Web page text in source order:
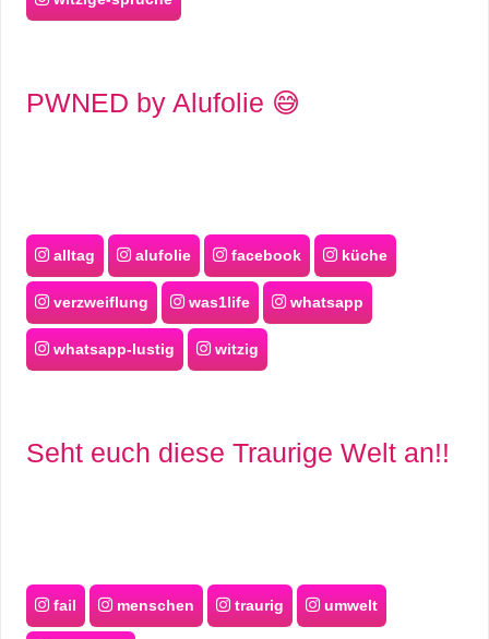
PWNED by Alufolie 😅
alltag alufolie facebook küche
verzweiflung was1life whatsapp
whatsapp-lustig witzig
Seht euch diese Traurige Welt an!!
fail menschen traurig umwelt